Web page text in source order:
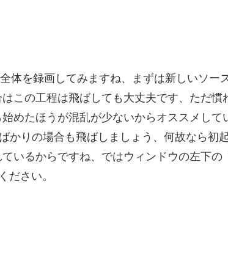
体を録画してみますね、まずは新しいソー
この工程は飛ばしても大丈夫です、ただ慣
めたほうが混乱が少ないからオススメして
かりの場合も飛ばしましょう、何故なら初
いるからですね、ではウィンドウの左下の
ださい。